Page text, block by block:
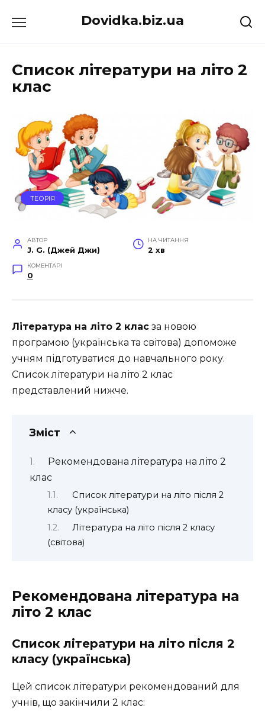
до
Dovidka.biz.ua
Список літератури на літо 2
клас
ТЕОРІЯ
АВТОР
J. G. (Джей Джи)
НА ЧИТАННЯ
2 хв
КОМЕНТАРІ
0
Література на літо 2 клас за новою
програмою (українська та світова) допоможе
учням підготуватися до навчального року.
Список літератури на літо 2 клас
представлений нижче.
Зміст
Рекомендована література на літо 2
клас
Список літератури на літо після 2
класу (українська)
Література на літо після 2 класу
(світова)
Рекомендована література на
літо 2 клас
Список літератури на літо після 2
класу (українська)
Цей список літератури рекомендований для
учнів, що закінчили 2 клас: